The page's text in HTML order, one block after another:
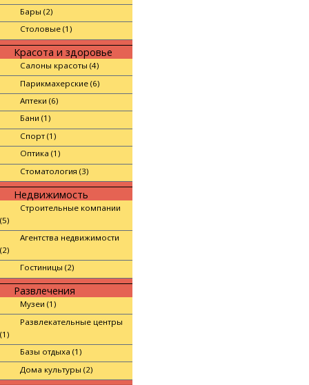
Бары (2)
Столовые (1)
Красота и здоровье
Салоны красоты (4)
Парикмахерские (6)
Аптеки (6)
Бани (1)
Спорт (1)
Оптика (1)
Стоматология (3)
Недвижимость
Строительные компании
(5)
Агентства недвижимости
(2)
Гостиницы (2)
Развлечения
Музеи (1)
Развлекательные центры
(1)
Базы отдыха (1)
Дома культуры (2)